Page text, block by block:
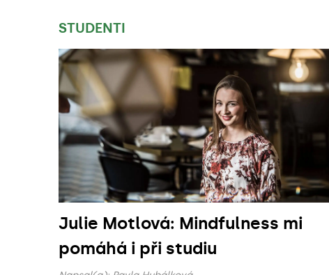
STUDENTI
Julie Motlová: Mindfulness mi
pomáhá i při studiu